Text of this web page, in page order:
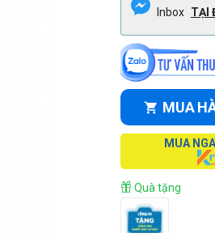
Inbox TẠI
MUA
MUA
Quà tặng